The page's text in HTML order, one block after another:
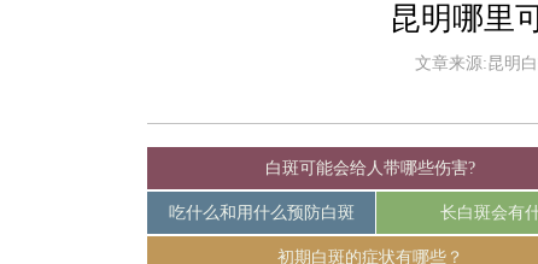
昆明哪里
文章来源:昆明
白斑可能会给人带哪些伤害?
吃什么和用什么预防白斑 长白斑会有
初期白斑的症状有哪些？